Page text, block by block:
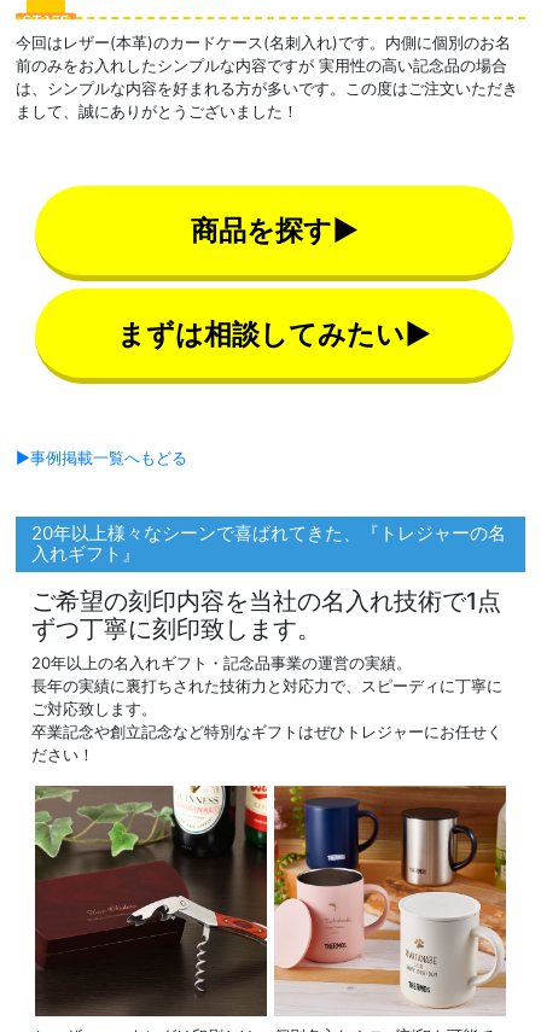
今回はレザー(本革)のカードケース(名刺入れ)です。内側に個別のお名
前のみをお入れしたシンプルな内容ですが 実用性の高い記念品の場合
は、シンプルな内容を好まれる方が多いです。この度はご注文いただき
まして、誠にありがとうございました！
商品を探す▶
まずは相談してみたい▶
▶事例掲載一覧へもどる
20年以上様々なシーンで喜ばれてきた、『トレジャーの名
入れギフト』
ご希望の刻印内容を当社の名入れ技術で1点
ずつ丁寧に刻印致します。
20年以上の名入れギフト・記念品事業の運営の実績。
長年の実績に裏打ちされた技術力と対応力で、スピーディに丁寧に
ご対応致します。
卒業記念や創立記念など特別なギフトはぜひトレジャーにお任せく
ださい！